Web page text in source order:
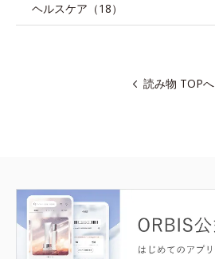
ヘルスケア（18）
読み物 TOPへ